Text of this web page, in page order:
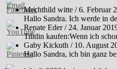
Mechthild witte /6. Februar
Hallo Sandra. Ich werde in
Renate Eder/ 24. Januar
Tilidin kaufen:Wenn ich
Gaby Kickuth / 10. August
Hallo Sandra, ich bin ganz